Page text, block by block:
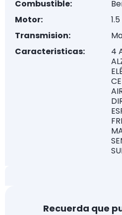
Combustible:
Motor:
1.5
Transmision:
Caracteristicas:
4
Recuerda que